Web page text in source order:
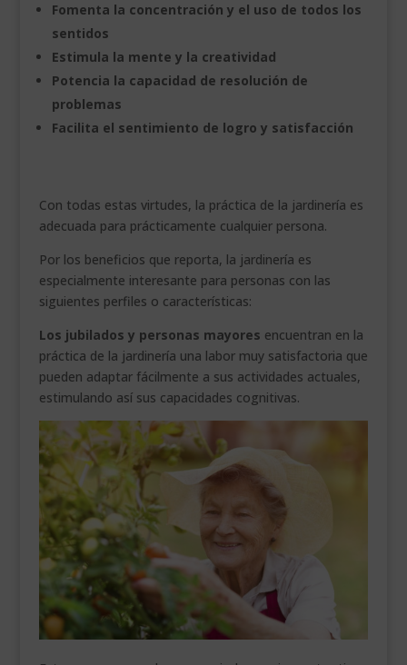
Fomenta la concentración y el uso de todos los
sentidos
Estimula la mente y la creatividad
Potencia la capacidad de resolución de
problemas
Facilita el sentimiento de logro y satisfacción
Con todas estas virtudes, la práctica de la jardinería es
adecuada para prácticamente cualquier persona.
Por los beneficios que reporta, la jardinería es
especialmente interesante para personas con las
siguientes perfiles o características:
Los jubilados y personas mayores encuentran en la
práctica de la jardinería una labor muy satisfactoria que
pueden adaptar fácilmente a sus actividades actuales,
estimulando así sus capacidades cognitivas.